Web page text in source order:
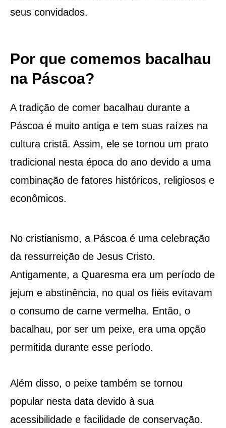
seus convidados.
Por que comemos bacalhau
na Páscoa?
A tradição de comer bacalhau durante a
Páscoa é muito antiga e tem suas raízes na
cultura cristã. Assim, ele se tornou um prato
tradicional nesta época do ano devido a uma
combinação de fatores históricos, religiosos e
econômicos.
No cristianismo, a Páscoa é uma celebração
da ressurreição de Jesus Cristo.
Antigamente, a Quaresma era um período de
jejum e abstinência, no qual os fiéis evitavam
o consumo de carne vermelha. Então, o
bacalhau, por ser um peixe, era uma opção
permitida durante esse período.
Além disso, o peixe também se tornou
popular nesta data devido à sua
acessibilidade e facilidade de conservação.